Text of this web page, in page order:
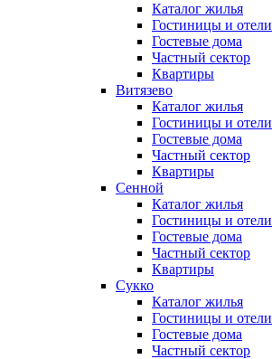
Каталог жилья
Гостиницы и отели
Гостевые дома
Частный сектор
Квартиры
Витязево
Каталог жилья
Гостиницы и отели
Гостевые дома
Частный сектор
Квартиры
Сенной
Каталог жилья
Гостиницы и отели
Гостевые дома
Частный сектор
Квартиры
Сукко
Каталог жилья
Гостиницы и отели
Гостевые дома
Частный сектор